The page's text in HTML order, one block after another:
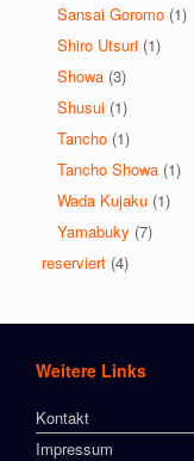
Sansai Goromo (1)
Shiro Utsuri (1)
Showa (3)
Shusui (1)
Tancho (1)
Tancho Showa (1)
Wada Kujaku (1)
Yamabuky (7)
reserviert (4)
Weitere Links
Kontakt
Impressum